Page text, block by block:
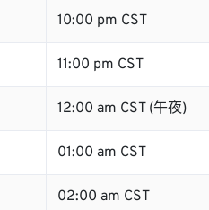
10:00 pm CST
11:00 pm CST
12:00 am CST (午夜)
01:00 am CST
02:00 am CST